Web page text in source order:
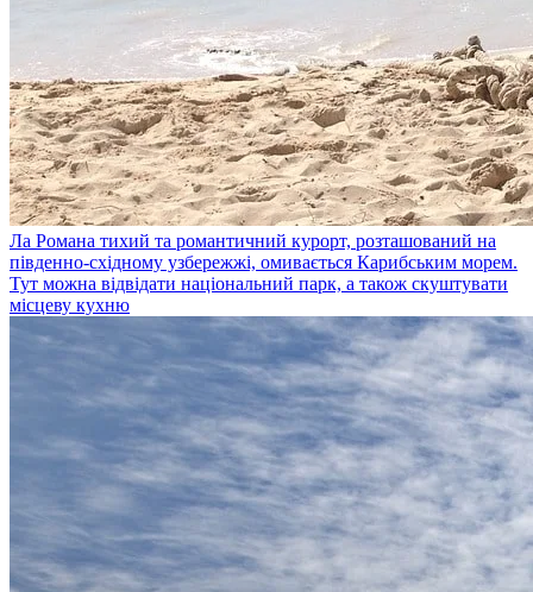
Ла Романа тихий та романтичний курорт, розташований на
південно-східному узбережжі, омивається Карибським морем.
Тут можна відвідати національний парк, а також скуштувати
місцеву кухню